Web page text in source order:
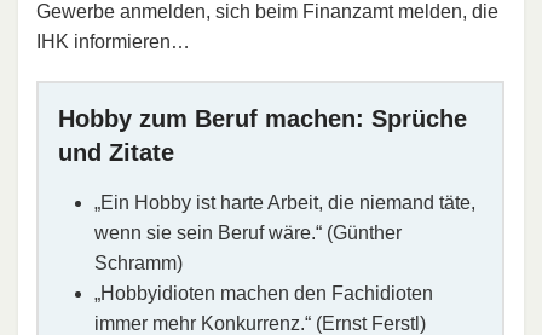
Gewerbe anmelden, sich beim Finanzamt melden, die
IHK informieren…
Hobby zum Beruf machen: Sprüche
und Zitate
„Ein Hobby ist harte Arbeit, die niemand täte,
wenn sie sein Beruf wäre.“ (Günther
Schramm)
„Hobbyidioten machen den Fachidioten
immer mehr Konkurrenz.“ (Ernst Ferstl)